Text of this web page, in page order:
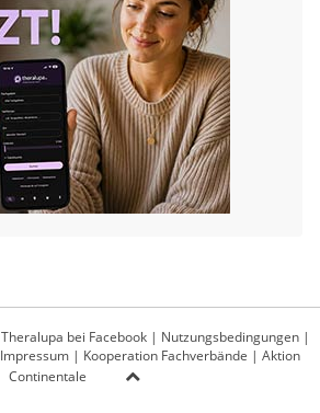
Theralupa bei Facebook | Nutzungsbedingungen |
Impressum| Kooperation Fachverbände | Aktion
Continentale